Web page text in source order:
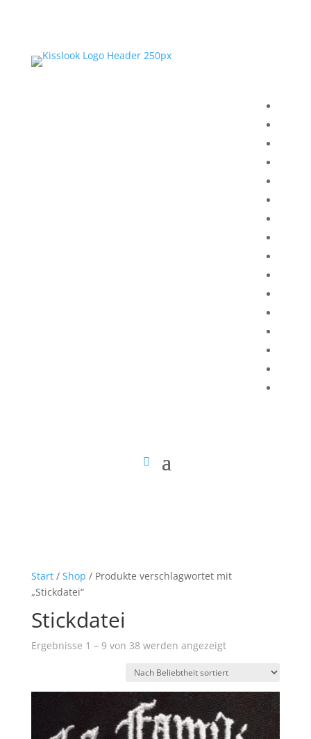
Start/ Shop / Produkte verschlagwortet mit
„Stickdatei“
Stickdatei
Ergebnisse 1 – 9 von 38 werden angezeigtNach
sortiert